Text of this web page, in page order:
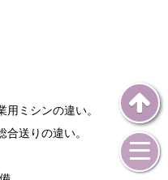
ンの違い。
の違い。